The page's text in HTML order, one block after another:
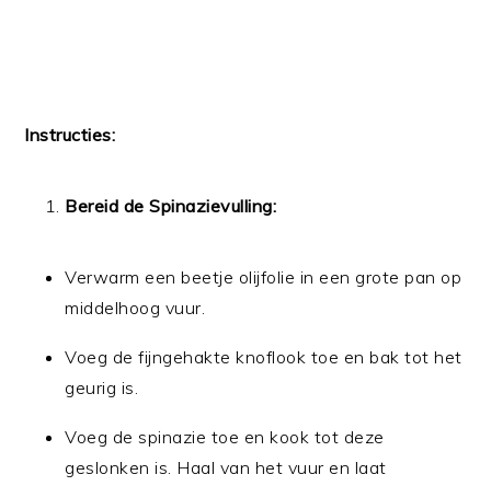
Instructies:
Bereid de Spinazievulling:
Verwarm een beetje olijfolie in een grote pan op
middelhoog vuur.
Voeg de fijngehakte knoflook toe en bak tot het
geurig is.
Voeg de spinazie toe en kook tot deze
geslonken is. Haal van het vuur en laat